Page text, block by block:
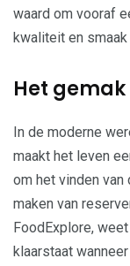
waard om vooraf
kwaliteit en smaak
Het
In de moderne
maakt het leven
om het vinden
maken van
FoodExplore,
klaarstaat